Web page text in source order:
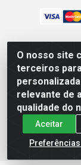
O nosso site
terceiros
relevante de
qualidade do
Aceitar
Mix Alimentos
02, S/N -